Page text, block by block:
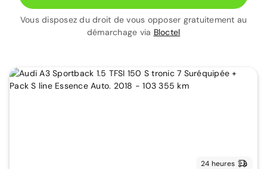
Vous disposez du droit de vous opposer gratuitement au
démarchage via Bloctel
24 heures